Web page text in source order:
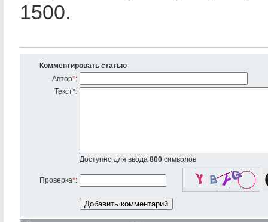
1500.
Комментировать статью
Автор*:
Текст*:
Доступно для ввода 800 символов
Проверка*: